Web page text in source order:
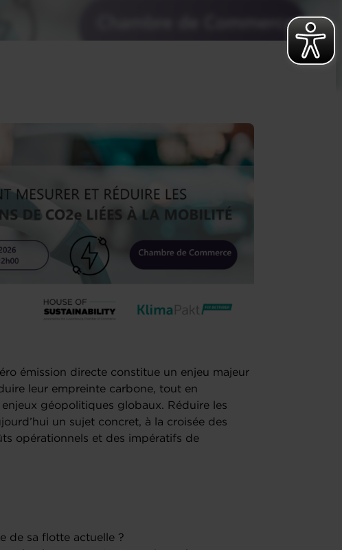
émission directe constitue un enjeu majeur
leur empreinte carbone, tout en
géopolitiques globaux. Réduire les
un sujet concret, à la croisée des
opérationnels et des impératifs de
de sa flotte actuelle ?